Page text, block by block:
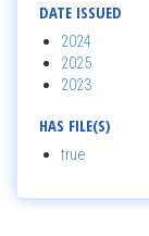
DATE ISSUED
2024
2025
2023
HAS FILE(S)
true